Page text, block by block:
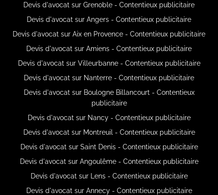
Devis d'avocat sur Grenoble - Contentieux publicitaire
Devis d'avocat sur Angers - Contentieux publicitaire
Devis d'avocat sur Aix en Provence - Contentieux publicitaire
Devis d'avocat sur Amiens - Contentieux publicitaire
Devis d'avocat sur Villeurbanne - Contentieux publicitaire
Devis d'avocat sur Nanterre - Contentieux publicitaire
Devis d'avocat sur Boulogne Billancourt - Contentieux
publicitaire
Devis d'avocat sur Nancy - Contentieux publicitaire
Devis d'avocat sur Montreuil - Contentieux publicitaire
Devis d'avocat sur Saint Denis - Contentieux publicitaire
Devis d'avocat sur Angoulême - Contentieux publicitaire
Devis d'avocat sur Lens - Contentieux publicitaire
Devis d'avocat sur Annecy - Contentieux publicitaire